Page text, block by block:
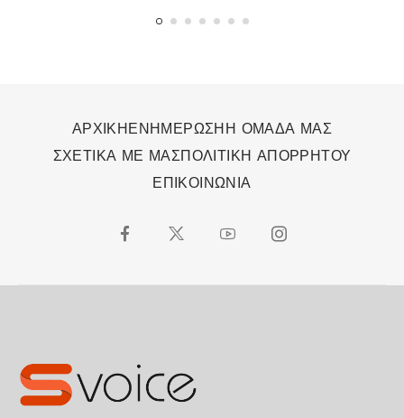
ΑΡΧΙΚΗΕΝΗΜΕΡΩΣΗΗ ΟΜΑΔΑ ΜΑΣ
ΣΧΕΤΙΚΑ ΜΕ ΜΑΣΠΟΛΙΤΙΚΗ ΑΠΟΡΡΗΤΟΥ
ΕΠΙΚΟΙΝΩΝΙΑ